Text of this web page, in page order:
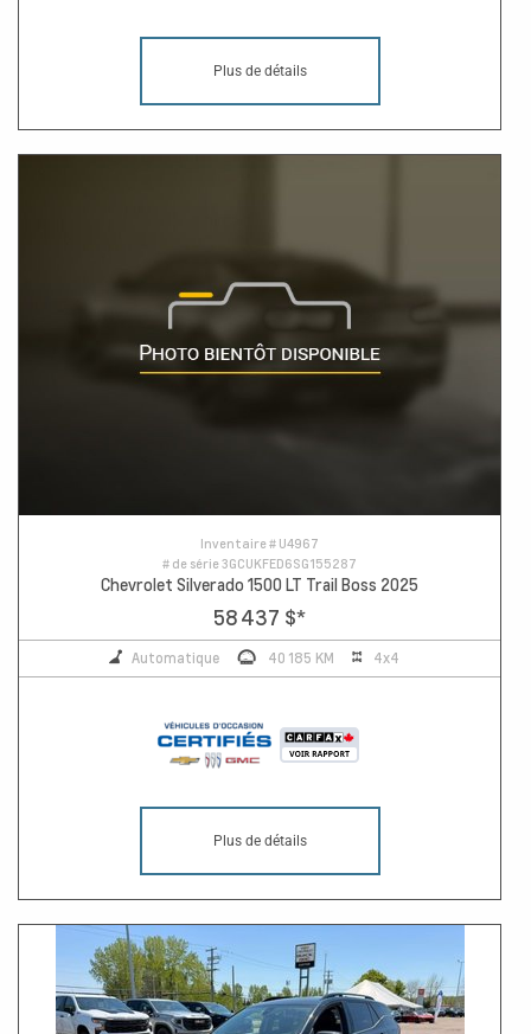
Plus de détails
Inventaire # U4967
# de série3GCUKFED6SG155287
Chevrolet Silverado 1500 LT Trail Boss 2025
58 437 $*
Automatique 40 185 KM 4x4
Plus de détails